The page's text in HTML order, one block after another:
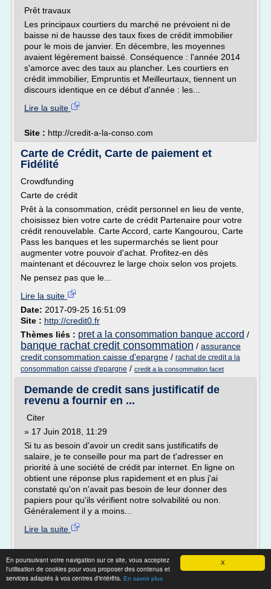
X
En poursuivant votre navigation sur ce site, vous acceptez
l'utilisation de cookies pour vous proposer des contenus et
services adaptés à vos centres d'intérêts. En savoir plus
Prêt travaux
Les principaux courtiers du marché ne prévoient ni de
baisse ni de hausse des taux fixes de crédit immobilier
pour le mois de janvier. En décembre, les moyennes
avaient légèrement baissé. Conséquence : l'année 2014
s'amorce avec des taux au plancher. Les courtiers en
crédit immobilier, Empruntis et Meilleurtaux, tiennent un
discours identique en ce début d'année : les...
Lire la suite
Site : http://credit-a-la-conso.com
Carte de Crédit, Carte de paiement et
Fidélité
Crowdfunding
Carte de crédit
Prêt à la consommation, crédit personnel en lieu de vente,
choisissez bien votre carte de crédit Partenaire pour votre
crédit renouvelable. Carte Accord, carte Kangourou, Carte
Pass les banques et les supermarchés se lient pour
augmenter votre pouvoir d'achat. Profitez-en dès
maintenant et découvrez le large choix selon vos projets.
Ne pensez pas que le...
Lire la suite
Date: 2017-09-25 16:51:09
Site : http://credit0.fr
Thèmes liés : pret a la consommation banque accord /
banque rachat credit consommation / assurance
credit consommation caisse d'epargne / rachat de credit a la
consommation caisse d'epargne / credit a la consommation facet
Demande de credit sans justificatif de
revenu a fournir en ...
Citer
» 17 Juin 2018, 11:29
Si tu as besoin d'avoir un credit sans justificatifs de
salaire, je te conseille pour ma part de t'adresser en
priorité à une société de crédit par internet. En ligne on
obtient une réponse plus rapidement et en plus j'ai
constaté qu'on n'avait pas besoin de leur donner des
papiers pour qu'ils vérifient notre solvabilité ou non.
Généralement il y a moins...
Lire la suite
Thèmes liés :credit conso rapide sans justificatif
pret
personnel meilleur taux sans justificatif